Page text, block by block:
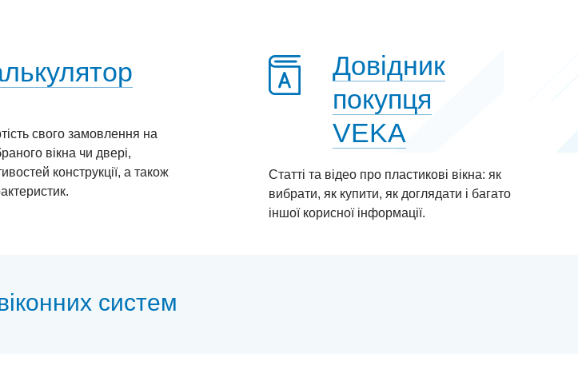
свого замовлення на
вікна чи двері,
конструкції, а також
Довідник
покупця
VEKA
Статті та відео про пластиковi вікна: як
вибрати, як купити, як доглядати і багато
іншої корисної інформації.
систем